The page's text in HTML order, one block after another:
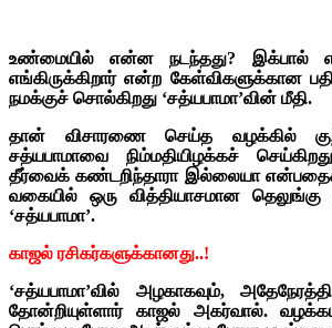
உண்மையில் என்ன நடந்தது? இக்பால்
எங்கிருக்கிறார் என்ற கேள்விகளுக்கான
நமக்குச் சொல்கிறது ‘சத்யபாமா’வின் மீதி.
தான் விசாரணை செய்த வழக்கில்
சத்யபாமாவை நிம்மதியிழக்கச்
தீர்வைக் கண்டறிந்தாரா இல்லையா
வகையில் ஒரு வித்தியாசமான தெலுங்கு
‘சத்யபாமா’.
காஜல் ரசிகர்களுக்கானது..!
‘சத்யபாமா’வில் அழகாகவும்,
தோன்றியுள்ளார் காஜல் அகர்வால்.